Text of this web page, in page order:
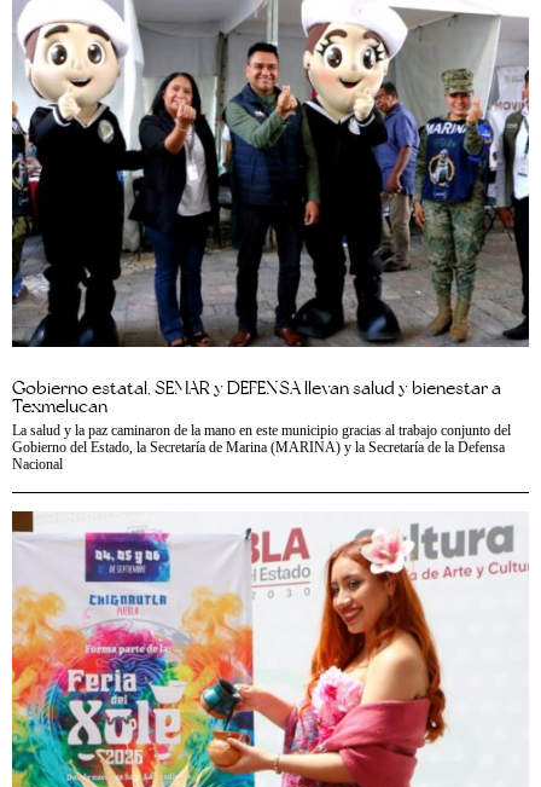
Gobierno estatal, SEMAR y DEFENSA llevan salud y bienestar a
Texmelucan
La salud y la paz caminaron de la mano en este municipio gracias al trabajo conjunto del
Gobierno del Estado, la Secretaría de Marina (MARINA) y la Secretaría de la Defensa
Nacional